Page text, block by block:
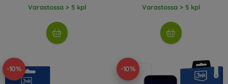
Varastossa > 5 kpl Varastossa > 5 kpl
-10% -10%